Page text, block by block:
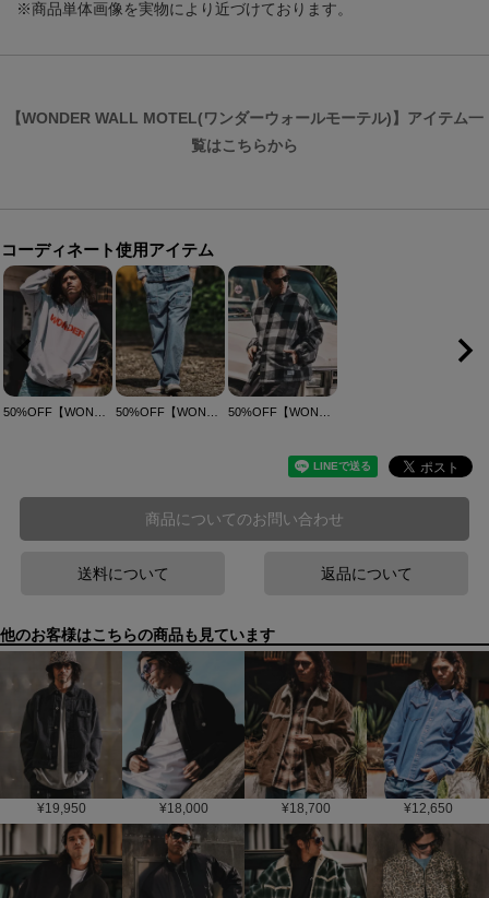
※商品単体画像を実物により近づけております。
【WONDER WALL MOTEL(ワンダーウォールモーテル)】アイテム一
覧はこちらから
コーディネート使用アイテム
商品についてのお問い合わせ
送料について 返品について
他のお客様はこちらの商品も見ています
¥19,950 ¥18,000 ¥18,700 ¥12,650